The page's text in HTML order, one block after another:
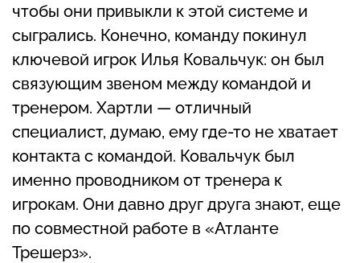
чтобы они привыкли к этой системе и
сыгрались. Конечно, команду покинул
ключевой игрок Илья Ковальчук: он был
связующим звеном между командой и
тренером. Хартли — отличный
специалист, думаю, ему где-то не хватает
контакта с командой. Ковальчук был
именно проводником от тренера к
игрокам. Они давно друг друга знают, еще
по совместной работе в «Атланте
Трешерз».